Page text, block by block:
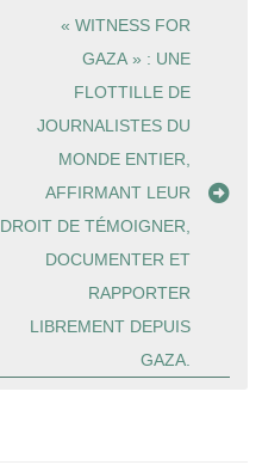
« WITNESS FOR
GAZA » : UNE
FLOTTILLE DE
JOURNALISTES DU
MONDE ENTIER,
AFFIRMANT LEUR
DROIT DE TÉMOIGNER,
DOCUMENTER ET
RAPPORTER
LIBREMENT DEPUIS
GAZA.